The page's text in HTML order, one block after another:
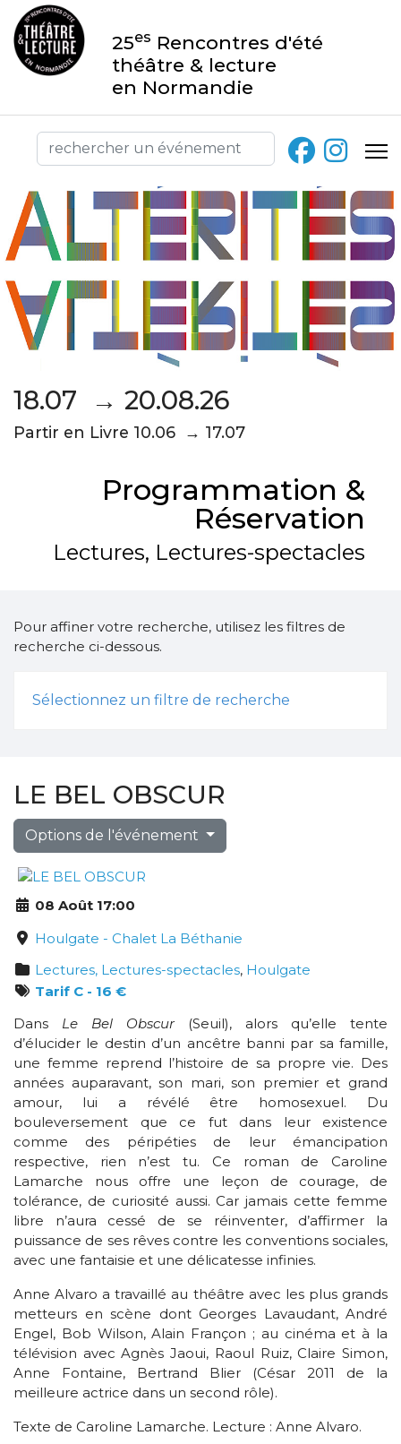
25es Rencontres d'été
théâtre & lecture
en Normandie
18.07 → 20.08.26
Partir en Livre 10.06 → 17.07
Programmation &
Réservation
Lectures, Lectures-spectacles
Pour affiner votre recherche, utilisez les filtres de
recherche ci-dessous.
Sélectionnez un filtre de recherche
LE BEL OBSCUR
Options de l'événement
08 Août 17:00
Houlgate - Chalet La Béthanie
Lectures, Lectures-spectacles, Houlgate
Tarif C - 16 €
Dans Le Bel Obscur(Seuil), alors qu’elle tente
d’élucider le destin d’un ancêtre banni par sa famille,
une femme reprend l’histoire de sa propre vie. Des
années auparavant, son mari, son premier et grand
amour, lui a révélé être homosexuel. Du
bouleversement que ce fut dans leur existence
comme des péripéties de leur émancipation
respective, rien n’est tu. Ce roman de Caroline
Lamarche nous offre une leçon de courage, de
tolérance, de curiosité aussi. Car jamais cette femme
libre n’aura cessé de se réinventer, d’affirmer la
puissance de ses rêves contre les conventions sociales,
avec une fantaisie et une délicatesse infinies.
Anne Alvaro a travaillé au théâtre avec les plus grands
metteurs en scène dont Georges Lavaudant, André
Engel, Bob Wilson, Alain Françon ; au cinéma et à la
télévision avec Agnès Jaoui, Raoul Ruiz, Claire Simon,
Anne Fontaine, Bertrand Blier (César 2011 de la
meilleure actrice dans un second rôle).
Texte de Caroline Lamarche. Lecture : Anne Alvaro.